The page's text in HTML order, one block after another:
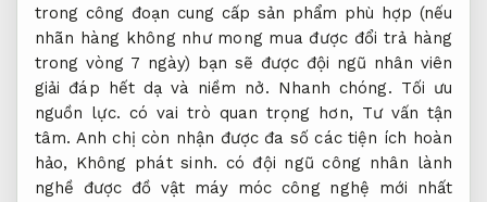
trong công đoạn cung cấp sản phẩm phù hợp (nếu
nhãn hàng không như mong mua được đổi trả hàng
trong vòng 7 ngày) bạn sẽ được đội ngũ nhân viên
giải đáp hết dạ và niềm nở. Nhanh chóng. Tối ưu
nguồn lực. có vai trò quan trọng hơn, Tư vấn tận
tâm. Anh chị còn nhận được đa số các tiện ích hoàn
hảo, Không phát sinh. có đội ngũ công nhân lành
nghề được đồ vật máy móc công nghệ mới nhất